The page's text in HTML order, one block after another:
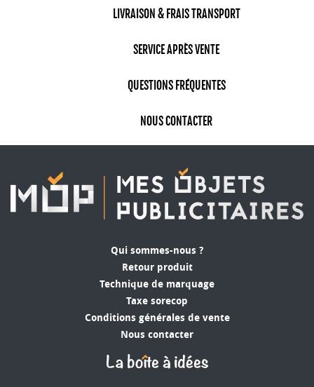
LIVRAISON & FRAIS TRANSPORT
SERVICE APRÈS VENTE
QUESTIONS FRÉQUENTES
NOUS CONTACTER
Qui sommes-nous ?
Retour produit
Technique de marquage
Taxe sorecop
Conditions générales de vente
Nous contacter